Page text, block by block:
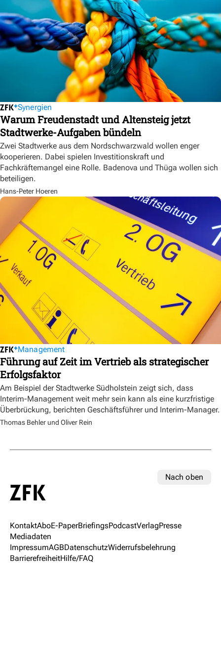
Synergien
Warum Freudenstadt und Altensteig jetzt
Stadtwerke-Aufgaben bündeln
Zwei Stadtwerke aus dem Nordschwarzwald wollen enger
kooperieren. Dabei spielen Investitionskraft und
Fachkräftemangel eine Rolle. Badenova und Thüga wollen sich
beteiligen.
Hans-Peter Hoeren
Management
Führung auf Zeit im Vertrieb als strategischer
Erfolgsfaktor
Am Beispiel der Stadtwerke Südholstein zeigt sich, dass
Interim-Management weit mehr sein kann als eine kurzfristige
Überbrückung, berichten Geschäftsführer und Interim-Manager.
Thomas Behler und Oliver Rein
Nach oben
KontaktAboE-PaperBriefingsPodcastVerlagPresse
Mediadaten
ImpressumAGBDatenschutzWiderrufsbelehrung
BarrierefreiheitHilfe/FAQ